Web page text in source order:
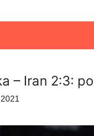
– Iran 2:3: